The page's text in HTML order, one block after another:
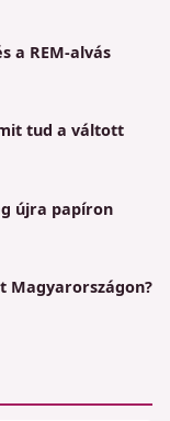
a REM-alvás
tud a váltott
újra papíron
Magyarországon?